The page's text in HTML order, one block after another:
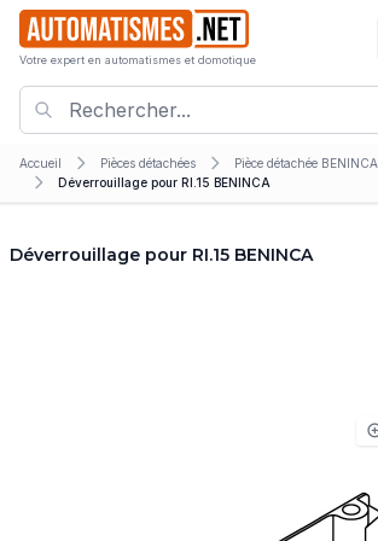
Votre expert en automatismes et domotique
Accueil Pièces détachées
Pièce détachée BENINCA
Déverrouillage pour RI.15 BENINCA
Déverrouillage pour RI.15 BENINCA